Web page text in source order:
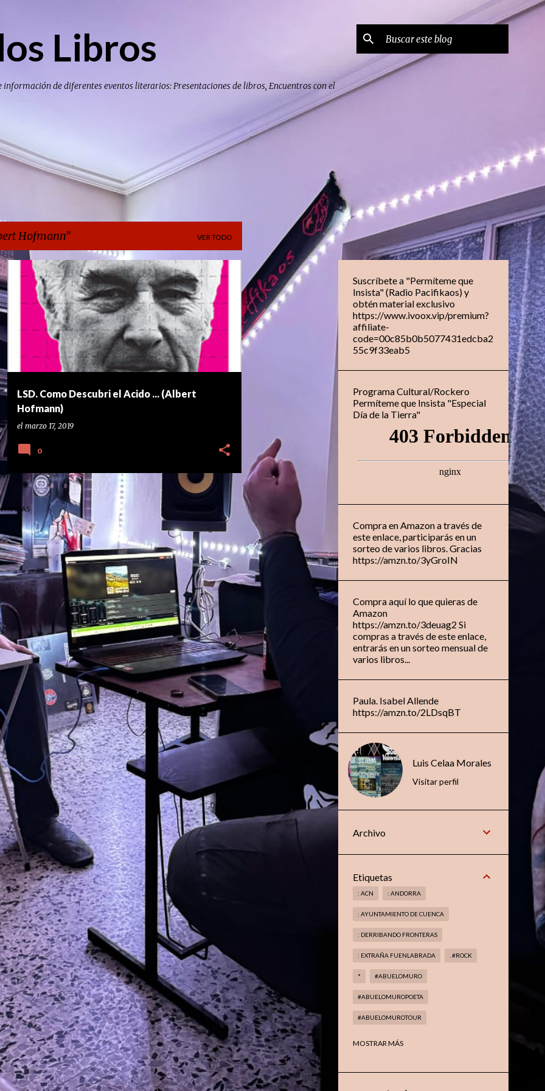
Libros
de diferentes eventos literarios: Presentaciones de libros, Encuentros con el
Hofmann VER TODO
LSD. Como Descubri el Acido ... (Albert
Hofmann)
el marzo 17, 2019
ALBERT HOFMANN COMO DESCUBRI EL ACIDO +2
0
Suscríbete a "Permíteme que
Insista" (Radio Pacifikaos) y
obtén material exclusivo
https://www.ivoox.vip/premium?
affiliate-
code=00c85b0b5077431edcba2
55c9f33eab5
Programa Cultural/Rockero
Permíteme que Insista "Especial
Día de la Tierra"
Compra en Amazon a través de
este enlace, participarás en un
sorteo de varios libros. Gracias
https://amzn.to/3yGroIN
Compra aquí lo que quieras de
Amazon
https://amzn.to/3deuag2 Si
compras a través de este enlace,
entrarás en un sorteo mensual de
varios libros...
Paula. Isabel Allende
https://amzn.to/2LDsqBT
Luis Celaa Morales
Visitar perfil
Archivo
Etiquetas
: ACN : ANDORRA
: AYUNTAMIENTO DE CUENCA
: DERRIBANDO FRONTERAS
: EXTRAÑA FUENLABRADA . #ROCK
* #ABUELOMURO
#ABUELOMUROPOETA
#ABUELOMUROTOUR
#ABUELOMUROTROVADOR
MOSTRAR MÁS